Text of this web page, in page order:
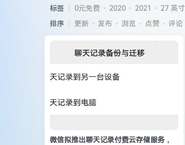
标签 0元免费 2020 2021 27 英寸
排序
更新 发布 浏览 点赞 评论
微信拟推出聊天记录付费云存储服务，